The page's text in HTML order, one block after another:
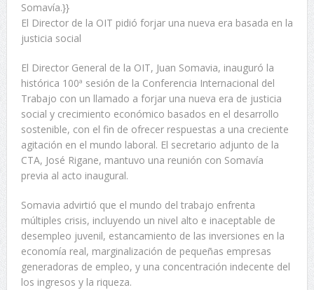
Somavía.}}
El Director de la OIT pidió forjar una nueva era basada en la
justicia social
El Director General de la OIT, Juan Somavia, inauguró la
histórica 100ª sesión de la Conferencia Internacional del
Trabajo con un llamado a forjar una nueva era de justicia
social y crecimiento económico basados en el desarrollo
sostenible, con el fin de ofrecer respuestas a una creciente
agitación en el mundo laboral. El secretario adjunto de la
CTA, José Rigane, mantuvo una reunión con Somavía
previa al acto inaugural.
Somavia advirtió que el mundo del trabajo enfrenta
múltiples crisis, incluyendo un nivel alto e inaceptable de
desempleo juvenil, estancamiento de las inversiones en la
economía real, marginalización de pequeñas empresas
generadoras de empleo, y una concentración indecente del
los ingresos y la riqueza.